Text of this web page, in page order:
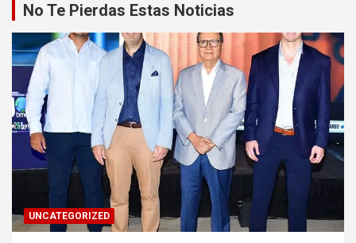
No Te Pierdas Estas Noticias
UNCATEGORIZED